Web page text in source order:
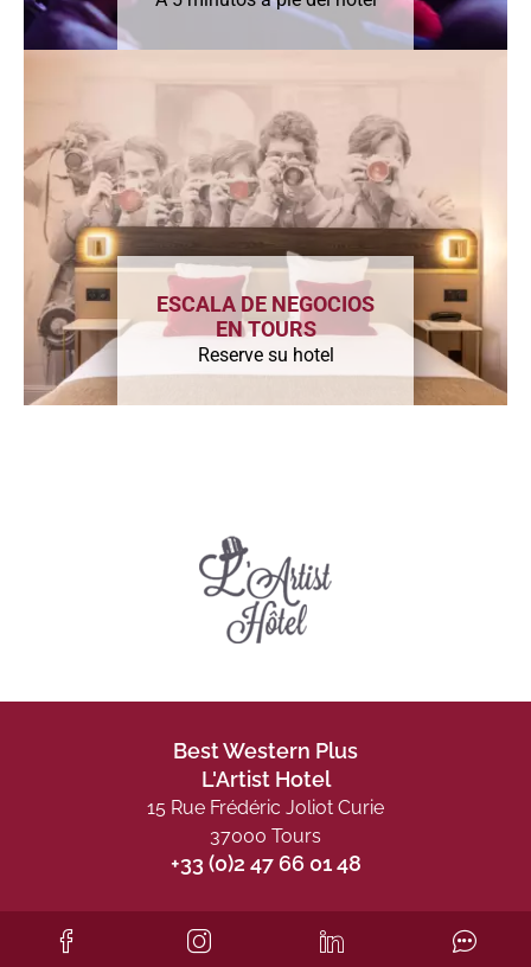
ESCALA DE NEGOCIOS
EN TOURS
Reserve su hotel
Best Western Plus
L'Artist Hotel
15 Rue Frédéric Joliot Curie
37000 Tours
+33 (0)2 47 66 01 48